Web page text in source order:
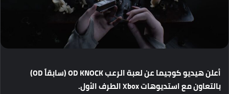
أعلنهيديوكوجيماعنلعبةالرعب سابقاً
بالتعاونمعاستديوهات الطرفالأول.